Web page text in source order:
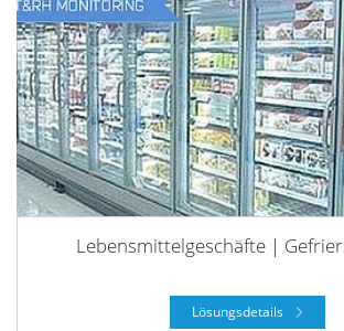
Lebensmittelgeschäfte |
Lösungsdetails